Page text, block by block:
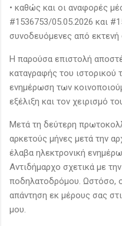
• καθώς και οι αναφορές
#1536753/05.05.2026 και
συνοδευόμενες από
Η παρούσα επιστολή
καταγραφής του ιστορικού
ενημέρωση των
εξέλιξη και τον χειρισμό
Μετά τη δεύτερη
αρκετούς μήνες μετά την
έλαβα ηλεκτρονική
Αντιδήμαρχο σχετικά με
ποδηλατοδρόμου. Ωστόσο,
απάντηση εκ μέρους σας
μου.